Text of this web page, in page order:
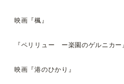
映画『楓』
『ペリリュー ー楽園のゲルニカー
映画『港のひかり』